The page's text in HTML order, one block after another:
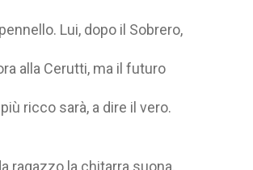
Lui, dopo il Sobrero,
alla Cerutti, ma il futuro
ricco sarà, a dire il vero.
ragazzo la chitarra suona,